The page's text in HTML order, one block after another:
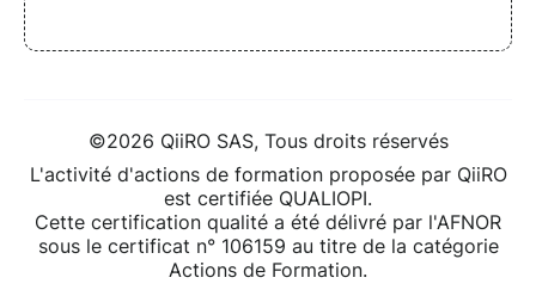
©2026 QiiRO SAS, Tous droits réservés
L'activité d'actions de formation proposée par QiiRO
est certifiée QUALIOPI.
Cette certification qualité a été délivré par l'AFNOR
sous le certificat n° 106159 au titre de la catégorie
Actions de Formation.